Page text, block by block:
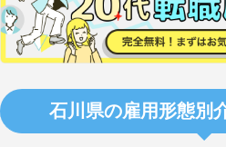
石川県の雇用形態別